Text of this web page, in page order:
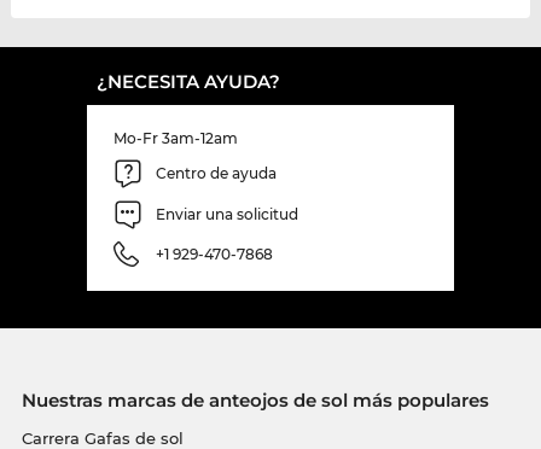
¿NECESITA AYUDA?
Mo-Fr 3am-12am
Centro de ayuda
Enviar una solicitud
+1 929-470-7868
Nuestras marcas de anteojos de sol más populares
Carrera Gafas de sol